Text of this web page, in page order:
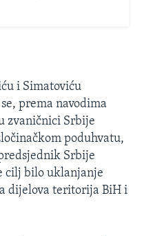
i Simatoviću
prema navodima
zvaničnici Srbije
poduhvatu,
Srbije
cilj bilo uklanjanje
dijelova teritorija BiH i